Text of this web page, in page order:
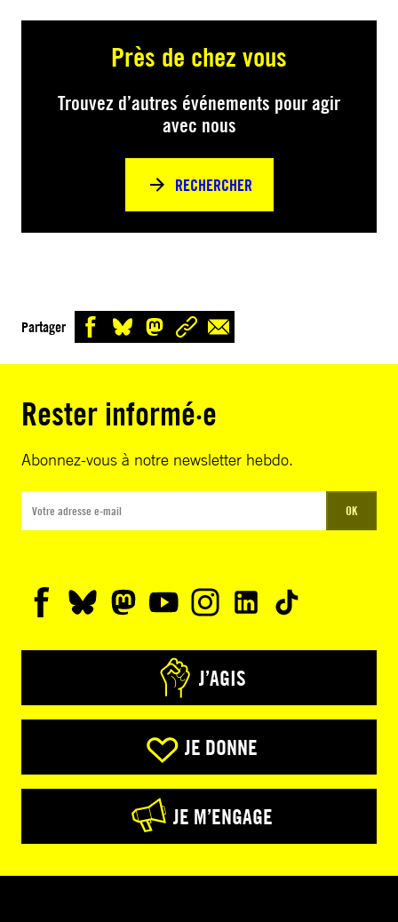
Près de chez vous
Trouvez d’autres événements pour agir
avec nous
RECHERCHER
Partager
Rester informé·e
Abonnez-vous à notre newsletter hebdo.
OK
J’AGIS
JE DONNE
JE M’ENGAGE